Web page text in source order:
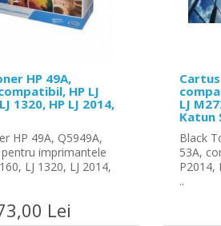
HP 49A,
HP LJ
1320, HP LJ 2014,
HP 49A, Q5949A,
imprimantele
LJ 1320, LJ 2014,
Lei
LJ
Katun
Black
53A,
P2014,
..